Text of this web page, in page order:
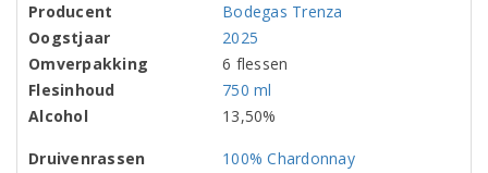
Producent
Bodegas Trenza
Oogstjaar
2025
Omverpakking
6 flessen
Flesinhoud
750 ml
Alcohol
13,50%
Druivenrassen
100% Chardonnay